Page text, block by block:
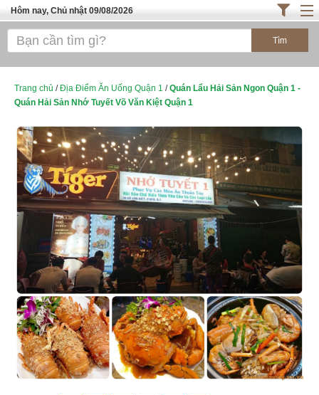
Hôm nay, Chủ nhật 09/08/2026
Trang chủ
Cafe - Kem- Trà Sữa
Thực Phẩm Nông Hải Sản
ĐỊA ĐIỂM ĂN UỐNG HÀ NỘI
TOP QUÁN ĂN
Trang chủ /Địa Điểm Ăn Uống Quận 1 /Quán Lẩu Hải Sản Ngon Quận 1 -
Quán Hải Sản Nhớ Tuyết Võ Văn Kiệt Quận 1